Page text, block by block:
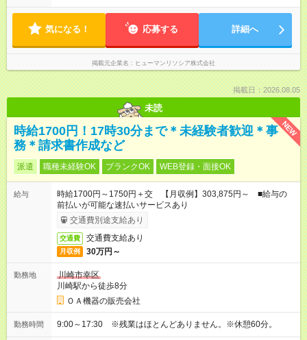
気になる！ 応募する 詳細へ
掲載元企業名 ヒューマンリソシア株式会社
掲載日：2026.08.05
未読
NEW
時給1700円！17時30分まで＊未経験者歓迎＊事
務＊請求書作成など
派遣 職種未経験OK ブランクOK WEB登録・面接OK
給与
時給1700円～1750円＋交 【月収例】303,875円～ ■給与の
前払いが可能な速払いサービスあり
交通費別途支給あり
交通費 交通費支給あり
月収例 30万円～
勤務地
川崎市幸区
川崎駅から徒歩8分
ＯＡ機器の販売会社
勤務時間 9:00～17:30 ※残業はほとんどありません。※休憩60分。